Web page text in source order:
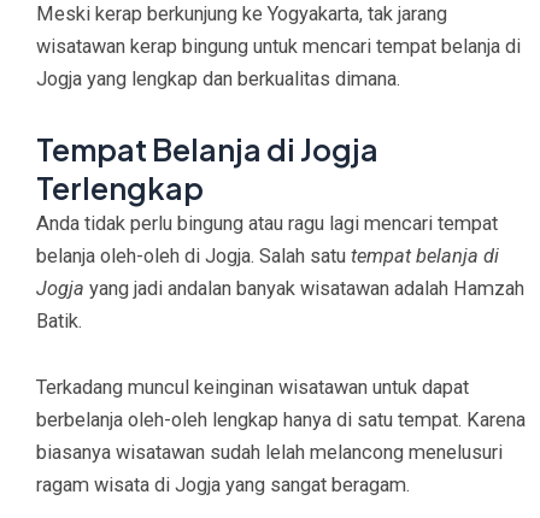
Meski kerap berkunjung ke Yogyakarta, tak jarang
wisatawan kerap bingung untuk mencari tempat belanja di
Jogja yang lengkap dan berkualitas dimana.
Tempat Belanja di Jogja
Terlengkap
Anda tidak perlu bingung atau ragu lagi mencari tempat
belanja oleh-oleh di Jogja. Salah satu tempat belanja di
Jogja yang jadi andalan banyak wisatawan adalah Hamzah
Batik.
Terkadang muncul keinginan wisatawan untuk dapat
berbelanja oleh-oleh lengkap hanya di satu tempat. Karena
biasanya wisatawan sudah lelah melancong menelusuri
ragam wisata di Jogja yang sangat beragam.